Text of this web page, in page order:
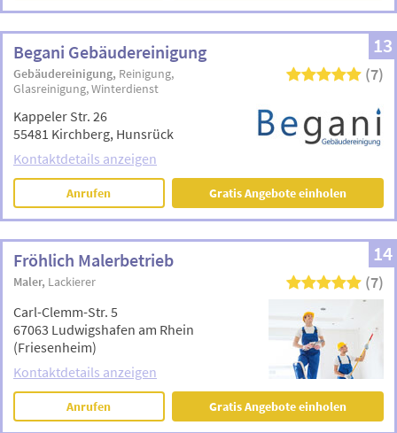
13
Begani Gebäudereinigung
Gebäudereinigung Reinigung
Glasreinigung Winterdienst
(7)
Kappeler Str. 26
55481 Kirchberg, Hunsrück
Kontaktdetails anzeigen
Anrufen Gratis Angebote einholen
14
Fröhlich Malerbetrieb
Maler Lackierer (7)
Carl-Clemm-Str. 5
67063 Ludwigshafen am Rhein
(Friesenheim)
Kontaktdetails anzeigen
Anrufen Gratis Angebote einholen